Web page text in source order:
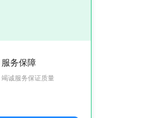
服务保障
竭诚服务保证质量